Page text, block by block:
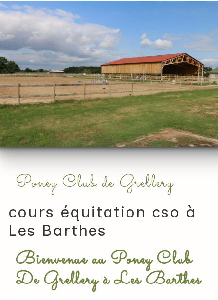
Poney Club de Grellery
cours équitation cso à
Les Barthes
Bienvenue au Poney Club
De Grellery à Les Barthes